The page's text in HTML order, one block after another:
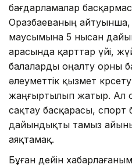
бағдарламалар
Оразбаеваның
маусымына 5 нысан
арасында қарттар үйі,
балаларды оңалту орны
әлеуметтік қызмет
жаңғыртылып жатыр. Ал
сақтау басқарасы, спорт
дайындықты тамыз
аяқтамақ.
Бұған дейін